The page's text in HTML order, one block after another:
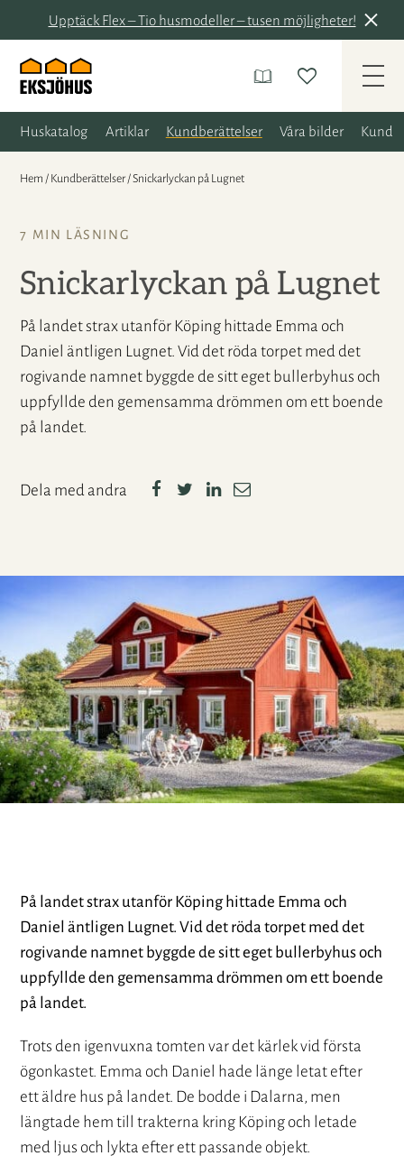
Upptäck Flex – Tio husmodeller – tusen möjligheter!
Huskatalog Artiklar Kundberättelser Våra bilder
Hem / Kundberättelser /Snickarlyckan på Lugnet
7 MIN LÄSNING
Snickarlyckan på Lugnet
På landet strax utanför Köping hittade Emma och
Daniel äntligen Lugnet. Vid det röda torpet med det
rogivande namnet byggde de sitt eget bullerbyhus och
uppfyllde den gemensamma drömmen om ett boende
på landet.
Dela med andra
På landet strax utanför Köping hittade Emma och
Daniel äntligen Lugnet. Vid det röda torpet med det
rogivande namnet byggde de sitt eget bullerbyhus och
uppfyllde den gemensamma drömmen om ett boende
på landet.
Trots den igenvuxna tomten var det kärlek vid första
ögonkastet. Emma och Daniel hade länge letat efter
ett äldre hus på landet. De bodde i Dalarna, men
längtade hem till trakterna kring Köping och letade
med ljus och lykta efter ett passande objekt.